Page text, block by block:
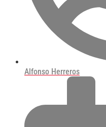
Alfonso Herreros